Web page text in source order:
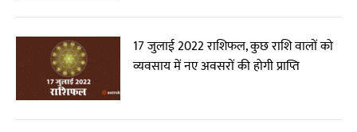
17 जुलाई 2022 राशिफल, कुछ राशि वालों को
व्यवसाय में नए अवसरों की होगी प्राप्ति